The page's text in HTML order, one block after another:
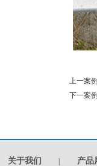
上一案
下一案
关于我们 产品